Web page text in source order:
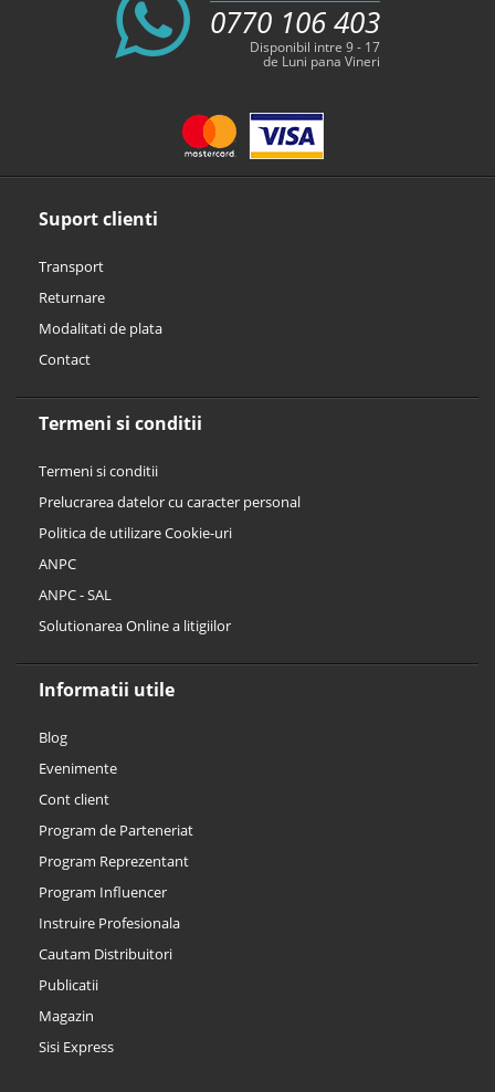
Suport clienti
Transport
Returnare
Modalitati de plata
Contact
Termeni si conditii
Termeni si conditii
Prelucrarea datelor cu caracter personal
Politica de utilizare Cookie-uri
ANPC
ANPC - SAL
Solutionarea Online a litigiilor
Informatii utile
Blog
Evenimente
Cont client
Program de Parteneriat
Program Reprezentant
Program Influencer
Instruire Profesionala
Cautam Distribuitori
Publicatii
Magazin
Sisi Express
0770 106 403
Disponibil intre 9 - 17
de Luni pana Vineri